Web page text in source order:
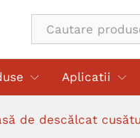
Aplicatii
de descălcat
cusăturile